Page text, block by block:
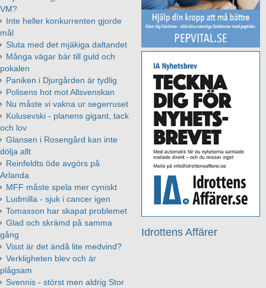
Idrottens Affärer
VM?
Inte heller konkurrenten gjorde
mål
Sluta med det mjäkiga daltandet
Många vägar bär till guld och
pokalen
Paniken i Djurgården är tydlig
Polisens hot mot Allsvenskan
Nu måste vi vakna ur segerruset
Kulusevski - planens gigant, tack
och lov
Glansen i Rosengård kan inte
dölja allt
Reinfeldts öde avgörs på
Arlanda
MFF måste spela mer cyniskt
Ludmilla - sjuk i cancer igen
Tomasson har skapat problemet
Glad och skrämd på samma
gång
Visst är det ändå lite medvind?
Verkligheten blev och är
plågsam
Svennis - störst men aldrig Stor